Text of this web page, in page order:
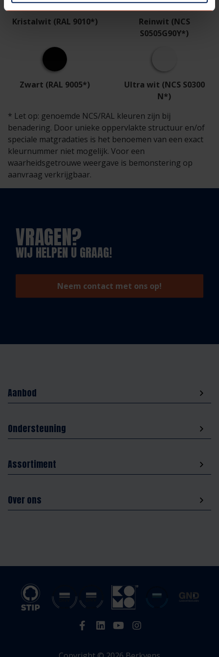
Kristalwit (RAL 9010*)
Reinwit (NCS
S0505G90Y*)
Zwart (RAL 9005*)
Ultra wit (NCS S0300
N*)
* Let op: genoemde NCS/RAL kleuren zijn bij
benadering. Door unieke oppervlakte structuur en/of
speciale matgradaties is het benoemen van een exact
kleurnummer niet mogelijk. Voor een
waarheidsgetrouwe weergave is bemonstering op
aanvraag verkrijgbaar.
VRAGEN?
WIJ HELPEN U GRAAG!
Neem contact met ons op!
Aanbod
Ondersteuning
Assortiment
Over ons